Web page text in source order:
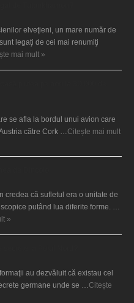
elveţieni, un mare număr de
legaţi de cei mai renumiţi
mai mult »
se afla la bordul unui avion care
către Cork … Citește mai mult
credea că sufletul era o unitate de
putând lua diferite forme. …
»
au dezvăluit că existau cel
germane unde se … Citește